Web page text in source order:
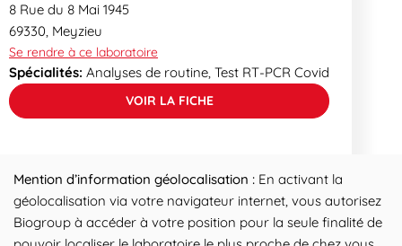
8 Rue du 8 Mai 1945
69330, Meyzieu
Se rendre à ce laboratoire
Spécialités: Analyses de routine, Test RT-PCR Covid
VOIR LA FICHE
Mention d’information géolocalisation : En activant la
géolocalisation via votre navigateur internet, vous autorisez
Biogroup à accéder à votre position pour la seule finalité de